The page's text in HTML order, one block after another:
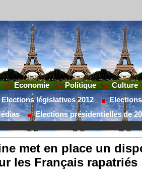
Economie Politique Culture
Elections législatives 2012 Elections
Elections présidentielles de
met en place un
les Français rapatriés